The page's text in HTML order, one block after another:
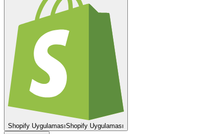
Shopify UygulamasıShopify Uygulaması